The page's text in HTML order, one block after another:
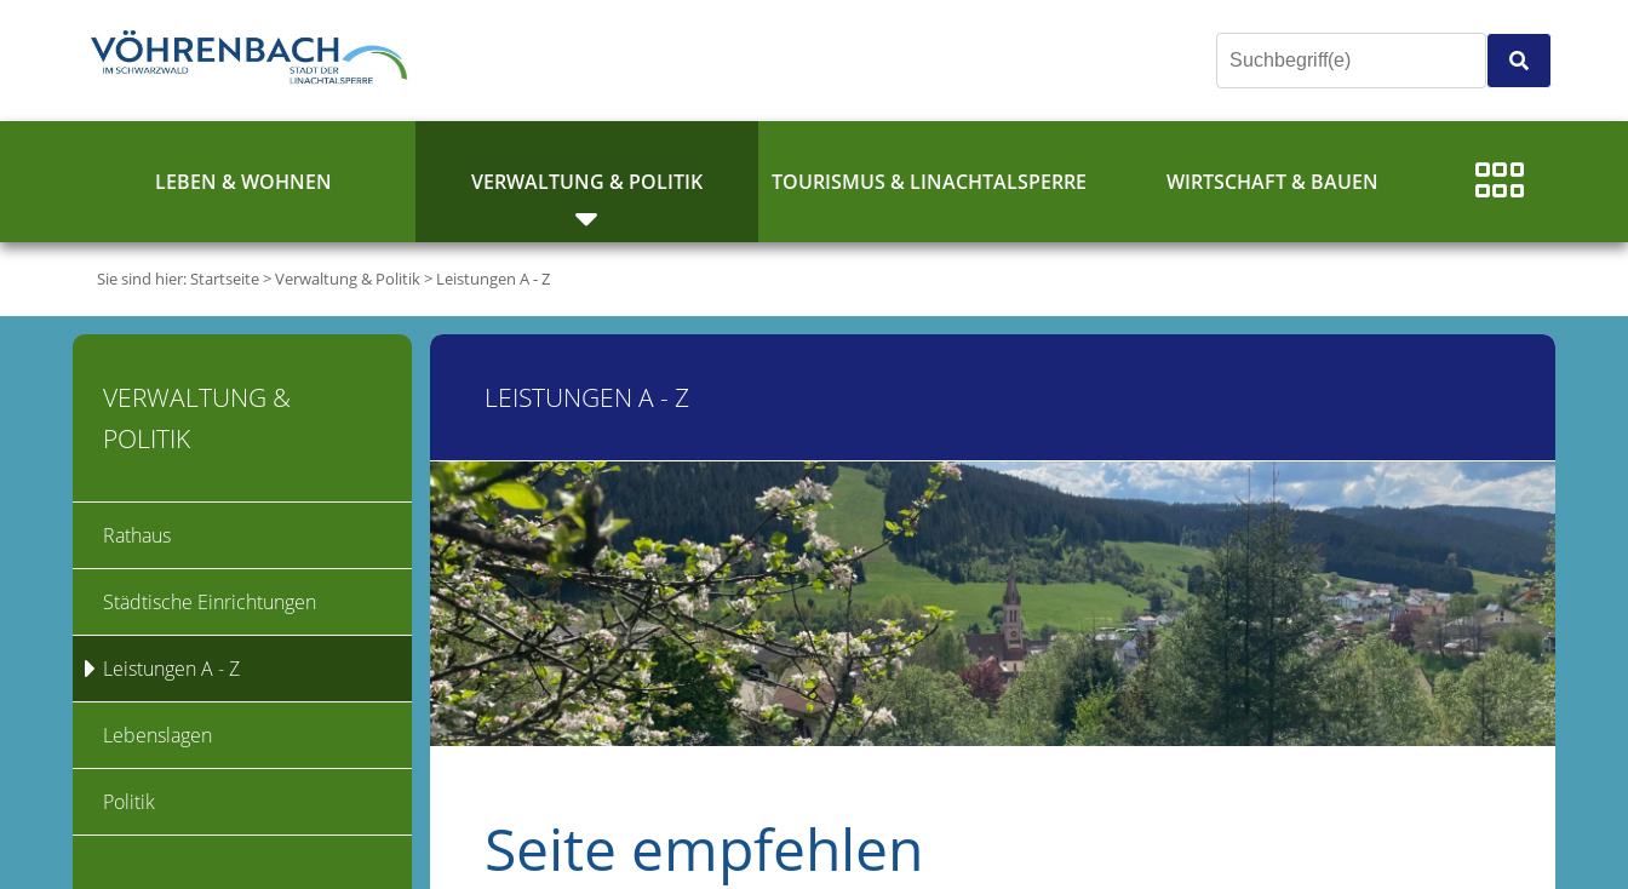
LEBEN & WOHNEN VERWALTUNG & POLITIK TOURISMUS & LINACHTALSPERRE WIRTSCHAFT & BAUEN
Sie sind hier:Startseite>Verwaltung & Politik> Leistungen A - Z
LEISTUNGEN A - Z
Seite empfehlen
VERWALTUNG &
POLITIK
Rathaus
Städtische Einrichtungen
Leistungen A - Z
Lebenslagen
Politik